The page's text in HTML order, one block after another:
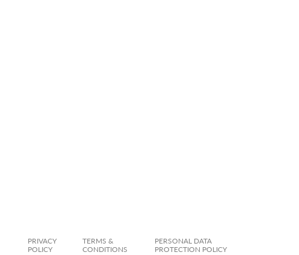
PRIVACY
POLICY
TERMS &
CONDITIONS
PERSONAL DATA
PROTECTION POLICY